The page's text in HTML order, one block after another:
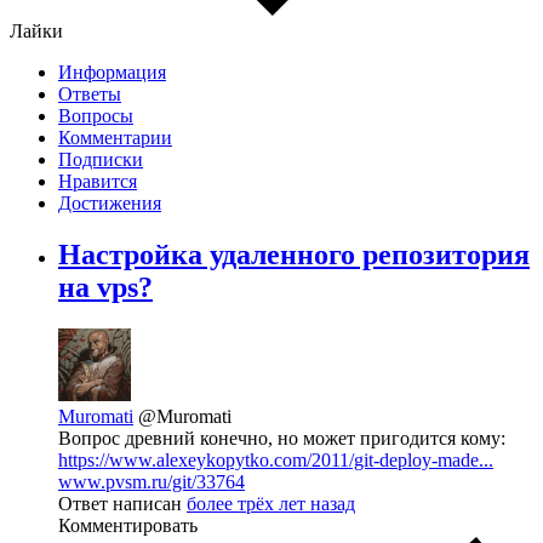
Лайки
Информация
Ответы
Вопросы
Комментарии
Подписки
Нравится
Достижения
Настройка удаленного репозитория
на vps?
Muromati @Muromati
Вопрос древний конечно, но может пригодится кому:
https://www.alexeykopytko.com/2011/git-deploy-made...
www.pvsm.ru/git/33764
Ответ написан более трёх лет назад
Комментировать